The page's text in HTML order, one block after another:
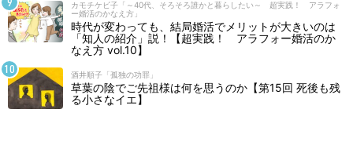
カモチケビ子「～40代、そろそろ誰かと暮らしたい～ 超実践！ アラフォ
ー婚活のかなえ方」
時代が変わっても、結局婚活でメリットが大きいのは
「知人の紹介」説！【超実践！ アラフォー婚活のか
なえ方 vol.10】
酒井順子「孤独の功罪」
草葉の陰でご先祖様は何を思うのか【第15回 死後も残
る小さなイエ】